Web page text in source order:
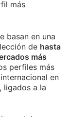
más
basan en una
de hasta
más
perfiles más
en
ligados a la